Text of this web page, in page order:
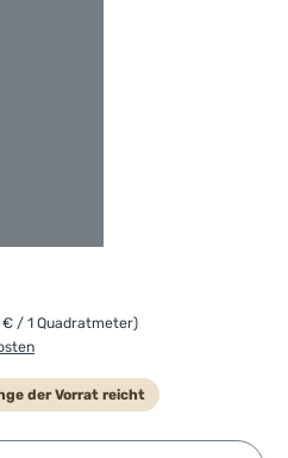
€ / 1 Quadratmeter)
der Vorrat reicht